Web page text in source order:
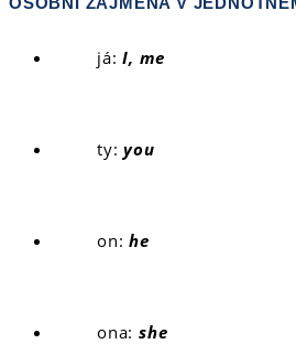
já: I, me
ty:you
on:he
ona: she